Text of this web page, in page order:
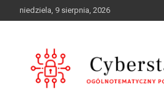
to
niedziela, 9 sierpnia, 2026